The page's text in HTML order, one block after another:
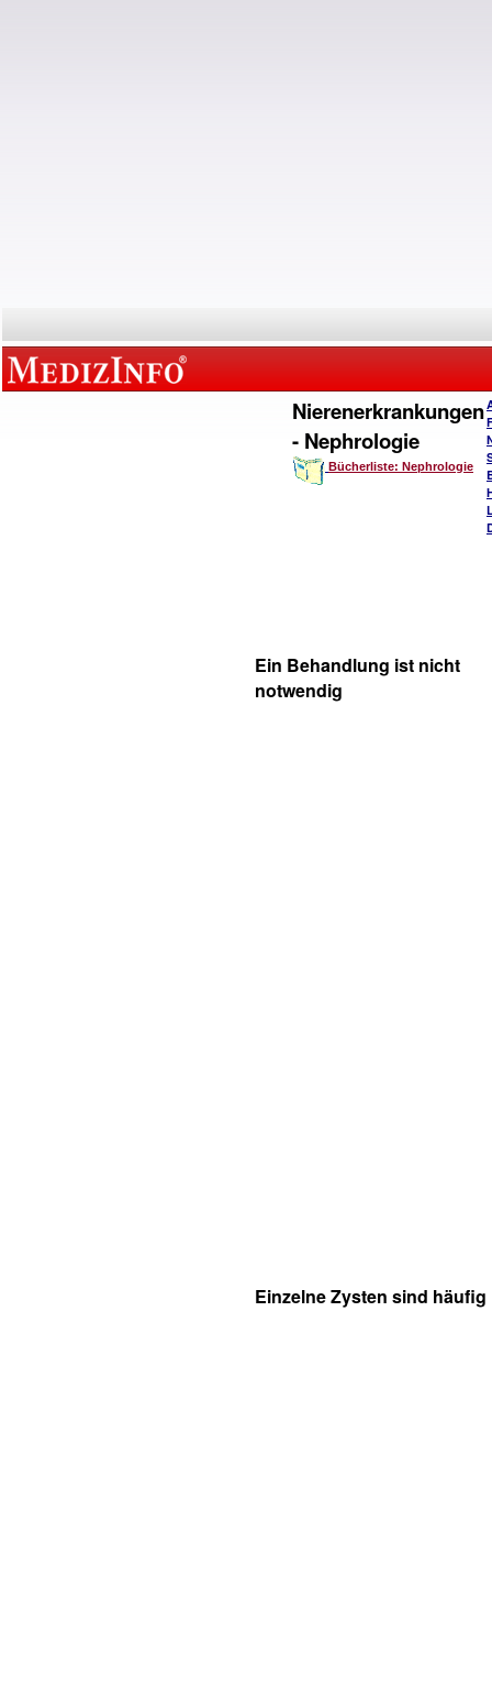
Nierenerkrankungen
- Nephrologie
Bücherliste: Nephrologie
Ein Behandlung ist nicht
notwendig
Einzelne Zysten sind häufig